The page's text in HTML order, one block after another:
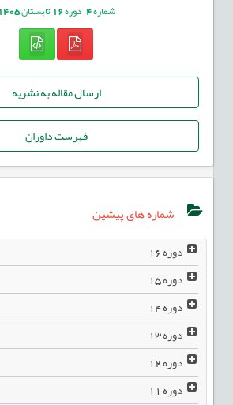
شماره4 دوره16تابستان1405
ارسال مقاله به نشریه
فهرست داوران
شماره های پیشین
دوره16
دوره15
دوره14
دوره13
دوره12
دوره11